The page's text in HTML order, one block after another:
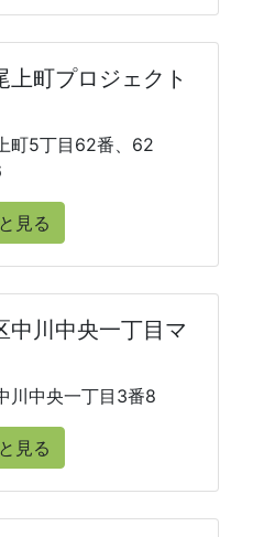
町プロジェクト
町5丁目62番、62
見る
中川中央一丁目マ
川中央一丁目3番8
見る